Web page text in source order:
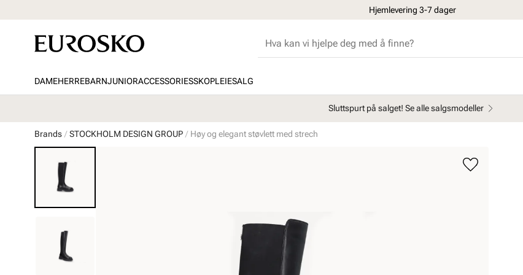
Hjemlevering 3-7 dager
DAMEHERREBARNJUNIORACCESSORIESSKOPLEIESALG
Sluttspurt på salget! Se alle salgsmodeller
Brands STOCKHOLM DESIGN GROUP Høy og elegant støvlett med strech